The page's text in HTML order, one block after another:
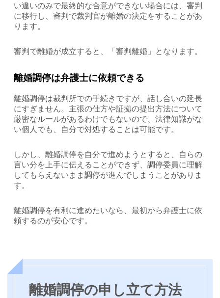
い違いのみで最終的な合意ができない場合には、審判
に移行し、審判で裁判官が離婚の決定をすることがあ
ります。
審判で離婚が成立すると、「審判離婚」となります。
離婚調停は弁護士に依頼できる
離婚調停は裁判所での手続きですが、話し合いの延長
にすぎません。主張の仕方や証拠の提出方法について
厳密なルールがあるわけでもないので、法律知識がな
い個人でも、自分で対処することは可能です。
しかし、離婚調停を自分で進めようとすると、自らの
言い分を上手に伝えることができず、調停委員に理解
してもらえないまま調停が進んでしまうことがありま
す。
離婚調停を有利に進めたいなら、最初から弁護士に依
頼するのが安心です。
離婚調停の申し立て方法